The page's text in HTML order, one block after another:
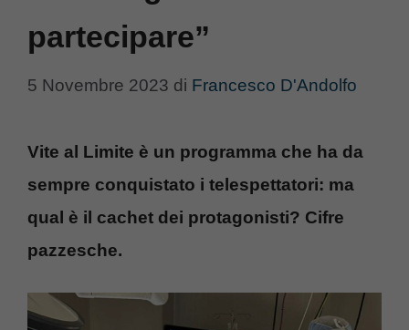
partecipare”
5 Novembre 2023 di Francesco D'Andolfo
Vite al Limite è un programma che ha da
sempre conquistato i telespettatori: ma
qual è il cachet dei protagonisti? Cifre
pazzesche.